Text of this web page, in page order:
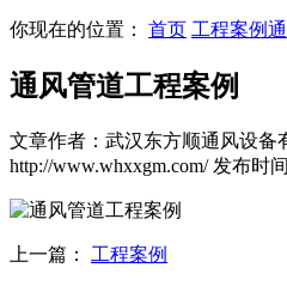
你现在的位置： 首页 工程案例
通风管道工程案例
文章作者：武汉东方顺通风设备
http://www.whxxgm.com/ 发布时
上一篇： 工程案例